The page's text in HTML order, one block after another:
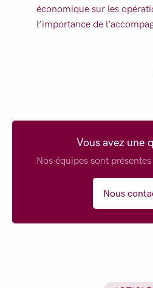
économique sur les
l’importance de
Vous avez une
Nos équipes sont
Nous